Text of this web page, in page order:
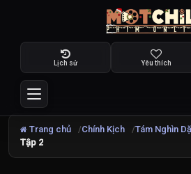
Lịch sử Yêu thích
Trang chủ Chính Kịch
Tập 2